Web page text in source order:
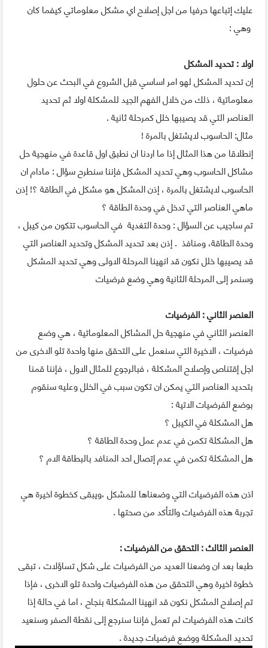
عليك إتباعها حرفيا من اجل إصلاح اي مشكل معلوماتي كيفما كان
وهي :
اولا : تحديد المشكل
إن تحديد المشكل لهو امر اساسي قبل الشروع في البحث عن حلول
معلوماتية ، ذلك من خلال الفهم الجيد للمشكلة اولا ثم تحديد
العناصر التي قد يصيبها خلل كمرحلة ثانية .
مثال: الحاسوب لايشتغل بالمرة !
إنطلاقا من هذا المثال إذا ما اردنا ان نطبق اول قاعدة في منهجية حل
مشاكل الحاسوب وهي تحديد المشكل فإننا سنطرح سؤال : مادام ان
الحاسوب لايشتغل بالمرة ، إذن المشكل هو مشكل في الطاقة ؟! إذن
ماهي العناصر التي تدخل في وحدة الطاقة ؟
تم ساجيب عن السؤال : وحدة التغدية في الحاسوب تتكون من كيبل ،
وحدة الطاقة، ومنافذ . إذن بعد تحديد المشكل وتحديد العناصر التي
قد يصيبها خلل نكون قد انهينا المرحلة الاولى وهي تحديد المشكل
وسنمر إلى المرحلة الثانية وهي وضع فرضيات
العنصر الثاني : الفرضيات
العنصر الثاني في منهجية حل المشاكل المعلوماتية ، هي وضع
فرضيات ، الاخيرة التي سنعمل على التحقق منها واحدة تلو الاخرى من
اجل إقتناص وإصلاح المشكلة ، فبالرجوع للمثال الاول ، فإننا قمنا
بتحديد العناصر التي يمكن ان تكون سبب في الخلل وعليه سنقوم
بوضع الفرضيات الاتية :
هل المشكلة في الكيبل ؟
هل المشكلة تكمن في عدم عمل وحدة الطاقة ؟
هل المشكلة تكمن في عدم إتصال احد المنافد بالبطاقة الام ؟
اذن هذه الفرضيات التي وضعناها للمشكل ،ويبقى كخطوة اخيرة هي
تجربة هذه الفرضيات والتأكد من صحتها .
العنصر الثالث : التحقق من الفرضيات :
طبعا بعد ان وضعنا العديد من الفرضيات على شكل تساؤلات ، تبقى
خطوة اخيرة وهي التحقق من هذه الفرضيات واحدة تلو الاخرى ، فإذا
تم إصلاح المشكل نكون قد انهينا المشكلة بنجاح ، اما في حالة إذا
كانت هذه الفرضيات لم تعمل فإننا سنرجع إلى نقطة الصفر وسنعيد
تحديد المشكلة ووضع فرضيات جديدة .